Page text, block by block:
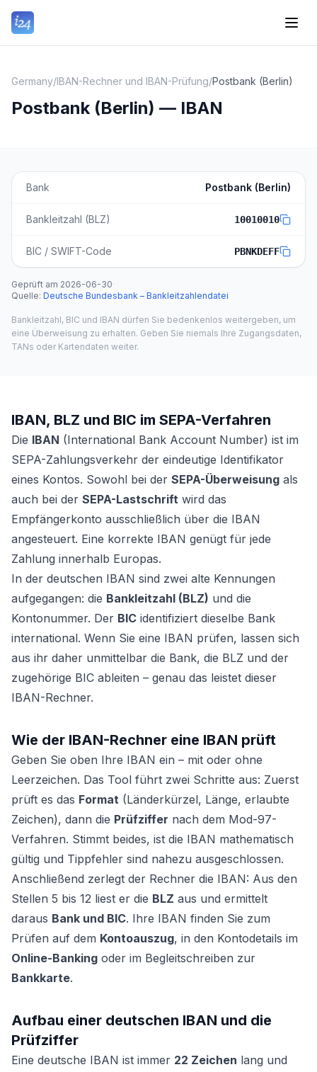
Germany/IBAN-Rechner und IBAN-Prüfung/Postbank (Berlin)
Postbank (Berlin) — IBAN
Bank Postbank (Berlin)
Bankleitzahl (BLZ) 10010010
BIC / SWIFT-Code PBNKDEFF
Geprüft am 2026-06-30·
Quelle: Deutsche Bundesbank – Bankleitzahlendatei
Bankleitzahl, BIC und IBAN dürfen Sie bedenkenlos weitergeben, um
eine Überweisung zu erhalten. Geben Sie niemals Ihre Zugangsdaten,
TANs oder Kartendaten weiter.
IBAN, BLZ und BIC im SEPA-Verfahren
Die IBAN (International Bank Account Number) ist im
SEPA-Zahlungsverkehr der eindeutige Identifikator
eines Kontos. Sowohl bei der SEPA-Überweisung als
auch bei der SEPA-Lastschrift wird das
Empfängerkonto ausschließlich über die IBAN
angesteuert. Eine korrekte IBAN genügt für jede
Zahlung innerhalb Europas.
In der deutschen IBAN sind zwei alte Kennungen
aufgegangen: die Bankleitzahl (BLZ) und die
Kontonummer. Der BIC identifiziert dieselbe Bank
international. Wenn Sie eine IBAN prüfen, lassen sich
aus ihr daher unmittelbar die Bank, die BLZ und der
zugehörige BIC ableiten – genau das leistet dieser
IBAN-Rechner.
Wie der IBAN-Rechner eine IBAN prüft
Geben Sie oben Ihre IBAN ein – mit oder ohne
Leerzeichen. Das Tool führt zwei Schritte aus: Zuerst
prüft es das Format (Länderkürzel, Länge, erlaubte
Zeichen), dann die Prüfziffer nach dem Mod-97-
Verfahren. Stimmt beides, ist die IBAN mathematisch
gültig und Tippfehler sind nahezu ausgeschlossen.
Anschließend zerlegt der Rechner die IBAN: Aus den
Stellen 5 bis 12 liest er die BLZ aus und ermittelt
daraus Bank und BIC. Ihre IBAN finden Sie zum
Prüfen auf dem Kontoauszug, in den Kontodetails im
Online-Banking oder im Begleitschreiben zur
Bankkarte.
Aufbau einer deutschen IBAN und die
Prüfziffer
Eine deutsche IBAN ist immer 22 Zeichen lang und